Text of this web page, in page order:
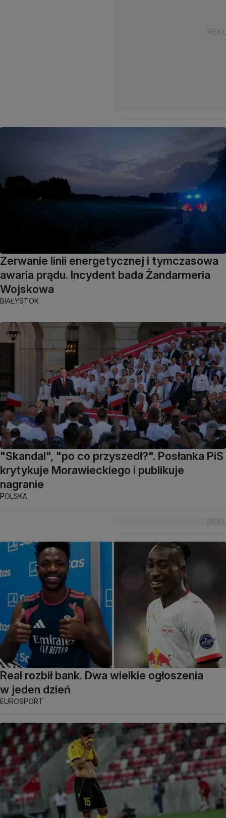
Zerwanie linii energetycznej i tymczasowa
awaria prądu. Incydent bada Żandarmeria
Wojskowa
BIAŁYSTOK
"Skandal", "po co przyszedł?". Posłanka PiS
krytykuje Morawieckiego i publikuje
nagranie
POLSKA
Real rozbił bank. Dwa wielkie ogłoszenia
w jeden dzień
EUROSPORT